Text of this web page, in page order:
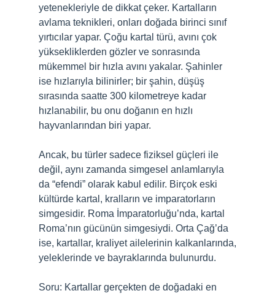
yetenekleriyle de dikkat çeker. Kartalların
avlama teknikleri, onları doğada birinci sınıf
yırtıcılar yapar. Çoğu kartal türü, avını çok
yüksekliklerden gözler ve sonrasında
mükemmel bir hızla avını yakalar. Şahinler
ise hızlarıyla bilinirler; bir şahin, düşüş
sırasında saatte 300 kilometreye kadar
hızlanabilir, bu onu doğanın en hızlı
hayvanlarından biri yapar.
Ancak, bu türler sadece fiziksel güçleri ile
değil, aynı zamanda simgesel anlamlarıyla
da “efendi” olarak kabul edilir. Birçok eski
kültürde kartal, kralların ve imparatorların
simgesidir. Roma İmparatorluğu’nda, kartal
Roma’nın gücünün simgesiydi. Orta Çağ’da
ise, kartallar, kraliyet ailelerinin kalkanlarında,
yeleklerinde ve bayraklarında bulunurdu.
Soru: Kartallar gerçekten de doğadaki en